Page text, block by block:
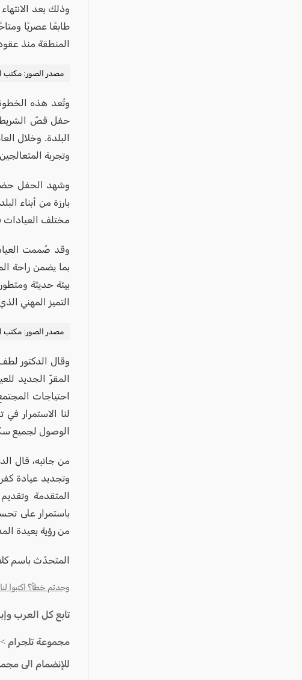
وذلك بعد
طابعًا عصريًا
المنطقة منذ
مصدر الصور: مكتب
وتُعد هذه
حفل قصّ الشريط
البلدة. وخلال
وتجربة
وشهد الحفل
بارزة من أبناء
مختلف العيادات
وقد صُممت
بما يضمن راحة
بيئة حديثة
التميز المهني
مصدر الصور: مكتب
وقال الدكتور
المقرّ الجديد
احتياجات
لنا الاستمرار
الوصول لجميع
من جانبه، قال
وتجديد عيادة
المتقدمة
باستمرار على
من رؤية بعيدة
المتحدّث باسم
وجدتم خطأ؟ اكتبوا
تابع كل العرب
مجموعة تلجرام
للإنضمام الى